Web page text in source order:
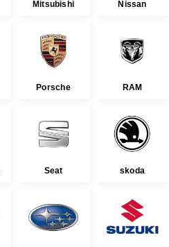
Mitsubishi Nissan
Porsche RAM
Seat skoda